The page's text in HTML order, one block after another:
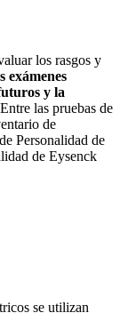
los rasgos y
exámenes
y la
las pruebas de
de
Personalidad de
de Eysenck
se utilizan